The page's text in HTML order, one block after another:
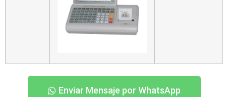
Enviar Mensaje por WhatsApp